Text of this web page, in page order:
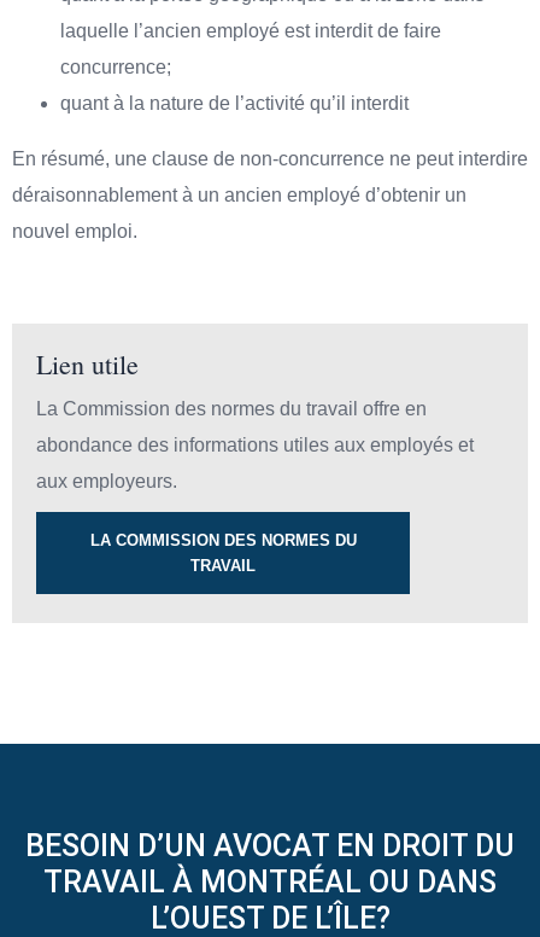
laquelle l’ancien employé est interdit de faire
concurrence;
quant à la nature de l’activité qu’il interdit
En résumé, une clause de non-concurrence ne peut interdire
déraisonnablement à un ancien employé d’obtenir un
nouvel emploi.
Lien utile
La Commission des normes du travail offre en
abondance des informations utiles aux employés et
aux employeurs.
LA COMMISSION DES NORMES DU
TRAVAIL
BESOIN D’UN AVOCAT EN DROIT DU
TRAVAIL À MONTRÉAL OU DANS
L’OUEST DE L’ÎLE?